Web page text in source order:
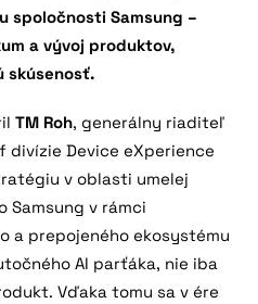
spoločnosti Samsung –
a vývoj produktov,
skúsenosť.
TM Roh, generálny riaditeľ
divízie Device eXperience
v oblasti umelej
Samsung v rámci
a prepojeného ekosystému
AI parťáka, nie iba
Vďaka tomu sa v ére